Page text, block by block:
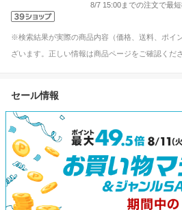
8/7 15:00までの注文で最
※検索結果が実際の商品内容（価格、送料、ポイ
ざいます。正しい情報は商品ページをご確認くださ
セール情報